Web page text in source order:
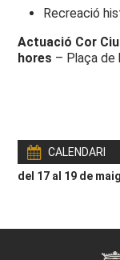
Recreació
Actuació Cor
hores – Plaça de
CALENDARI
del 17 al 19 de maig